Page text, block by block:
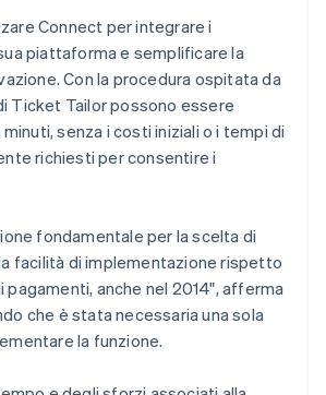
Connect per integrare i
piattaforma e semplificare la
Con la procedura ospitata da
Ticket Tailor possono essere
senza i costi iniziali o i tempi di
richiesti per consentire i
fondamentale per la scelta di
facilità di implementazione rispetto
anche nel 2014", afferma
che è stata necessaria una sola
la funzione.